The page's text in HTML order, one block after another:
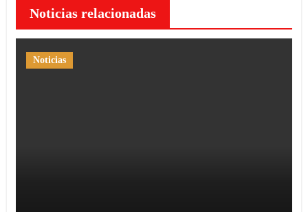
Noticias relacionadas
Noticias